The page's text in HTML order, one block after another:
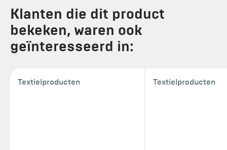
Klanten die dit product
bekeken, waren ook
geïnteresseerd in:
Textielproducten Textielproducten